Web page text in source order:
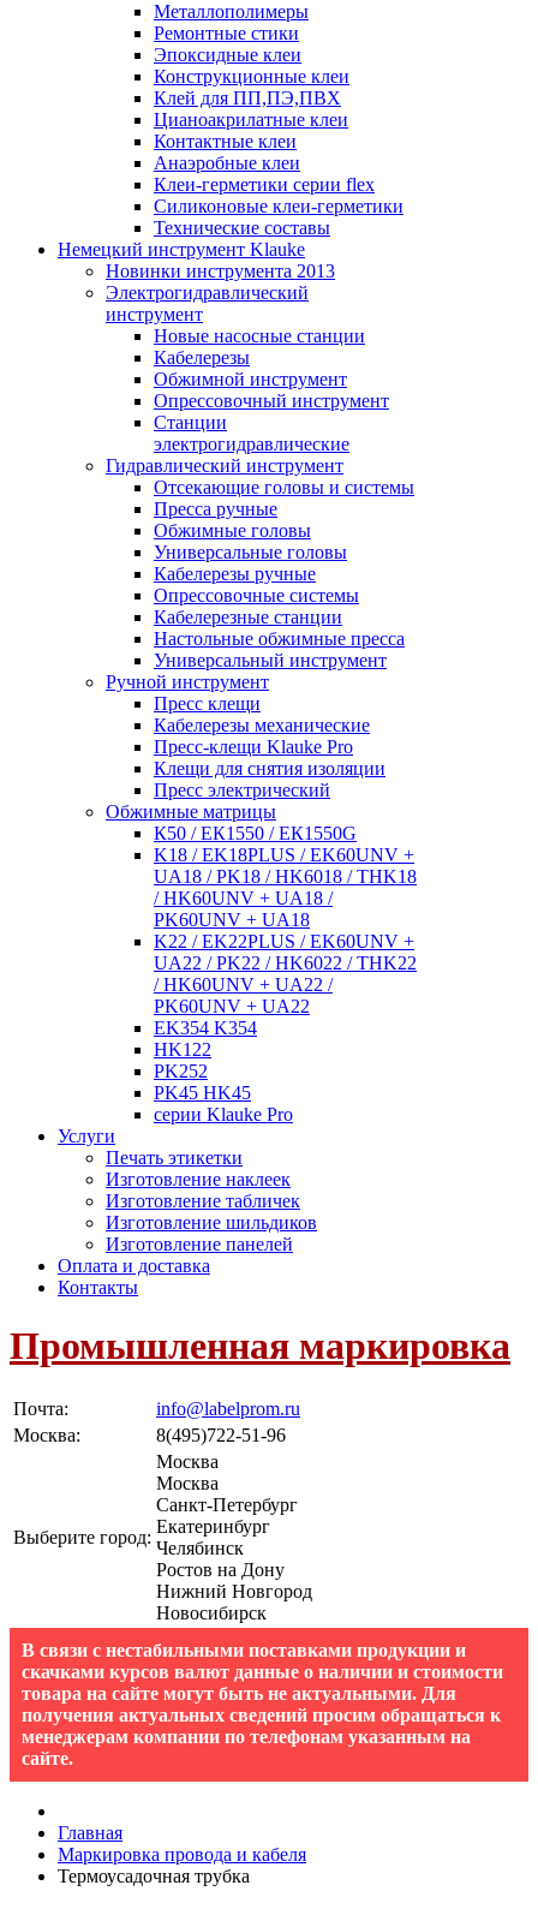
Металлополимеры
Ремонтные стики
Эпоксидные клеи
Конструкционные клеи
Клей для ПП,ПЭ,ПВХ
Цианоакрилатные клеи
Контактные клеи
Анаэробные клеи
Клеи-герметики серии flex
Силиконовые клеи-герметики
Технические составы
Немецкий инструмент Klauke
Новинки инструмента 2013
Электрогидравлический
инструмент
Новые насосные станции
Кабелерезы
Обжимной инструмент
Опрессовочный инструмент
Станции
электрогидравлические
Гидравлический инструмент
Отсекающие головы и системы
Пресса ручные
Обжимные головы
Универсальные головы
Кабелерезы ручные
Опрессовочные системы
Кабелерезные станции
Настольные обжимные пресса
Универсальный инструмент
Ручной инструмент
Пресс клещи
Кабелерезы механические
Пресс-клещи Klauke Pro
Клещи для снятия изоляции
Пресс электрический
Обжимные матрицы
К50 / ЕК1550 / ЕК1550G
K18 / EK18PLUS / EK60UNV +
UA18 / PK18 / HK6018 / THK18
/ HK60UNV + UA18 /
PK60UNV + UA18
K22 / EK22PLUS / EK60UNV +
UA22 / PK22 / HK6022 / THK22
/ HK60UNV + UA22 /
PK60UNV + UA22
EK354 K354
HK122
PK252
PK45 HK45
серии Klauke Pro
Услуги
Печать этикетки
Изготовление наклеек
Изготовление табличек
Изготовление шильдиков
Изготовление панелей
Оплата и доставка
Контакты
Промышленная маркировка
Почта:
info@labelprom.ru
Москва: 8(495)722-51-96
Выберите город:
Москва
Москва
Санкт-Петербург
Екатеринбург
Челябинск
Ростов на Дону
Нижний Новгород
Новосибирск
В связи с нестабильными поставками продукции и
скачками курсов валют данные о наличии и стоимости
товара на сайте могут быть не актуальными. Для
получения актуальных сведений просим обращаться к
менеджерам компании по телефонам указанным на
сайте.
Главная
Маркировка провода и кабеля
Термоусадочная трубка